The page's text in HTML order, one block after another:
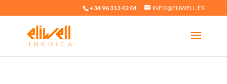
+34 96 313 42 04 INFO@ELIWELL.ES